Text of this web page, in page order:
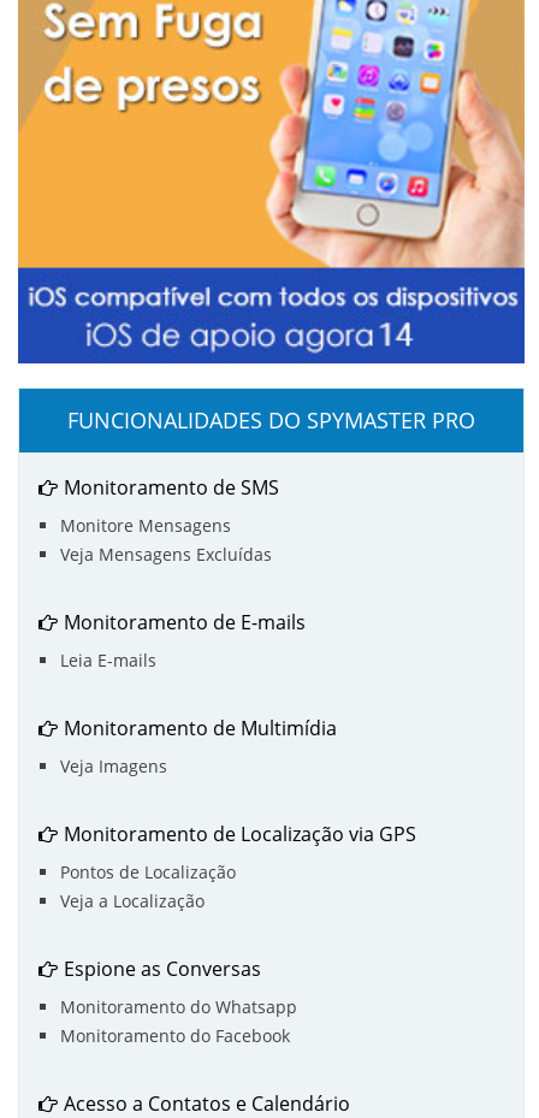
FUNCIONALIDADES DO SPYMASTER PRO
Monitoramento de SMS
Monitore Mensagens
Veja Mensagens Excluídas
Monitoramento de E-mails
Leia E-mails
Monitoramento de Multimídia
Veja Imagens
Monitoramento de Localização via GPS
Pontos de Localização
Veja a Localização
Espione as Conversas
Monitoramento do Whatsapp
Monitoramento do Facebook
Acesso a Contatos e Calendário